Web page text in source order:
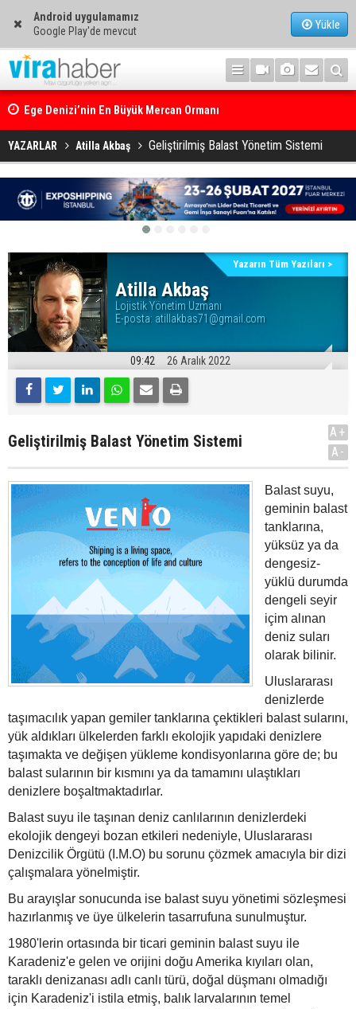
Android uygulamamız
Google Play'de mevcut
Yükle
Ege Denizi’nin En Büyük Mercan Ormanı
YAZARLAR Atilla Akbaş Geliştirilmiş Balast Yönetim Sistemi
Atilla Akbaş
Lojistik Yönetim Uzmanı
E-posta: atillakbas71@gmail.com
Yazarın Tüm Yazıları >
09:42 26 Aralık 2022
Geliştirilmiş Balast Yönetim Sistemi
A+
A-
Balast suyu,
geminin balast
tanklarına,
yüksüz ya da
dengesiz-
yüklü durumda
dengeli seyir
içim alınan
deniz suları
olarak bilinir.
Uluslararası
denizlerde
taşımacılık yapan gemiler tanklarına çektikleri balast sularını,
yük aldıkları ülkelerden farklı ekolojik yapıdaki denizlere
taşımakta ve değişen yükleme kondisyonlarına göre de; bu
balast sularının bir kısmını ya da tamamını ulaştıkları
denizlere boşaltmaktadırlar.
Balast suyu ile taşınan deniz canlılarının denizlerdeki
ekolojik dengeyi bozan etkileri nedeniyle, Uluslararası
Denizcilik Örgütü (I.M.O) bu sorunu çözmek amacıyla bir dizi
çalışmalara yönelmiştir.
Bu arayışlar sonucunda ise balast suyu yönetimi sözleşmesi
hazırlanmış ve üye ülkelerin tasarrufuna sunulmuştur.
1980'lerin ortasında bir ticari geminin balast suyu ile
Karadeniz'e gelen ve orijini doğu Amerika kıyıları olan,
taraklı denizanası adlı canlı türü, doğal düşmanı olmadığı
için Karadeniz'i istila etmiş, balık larvalarının temel